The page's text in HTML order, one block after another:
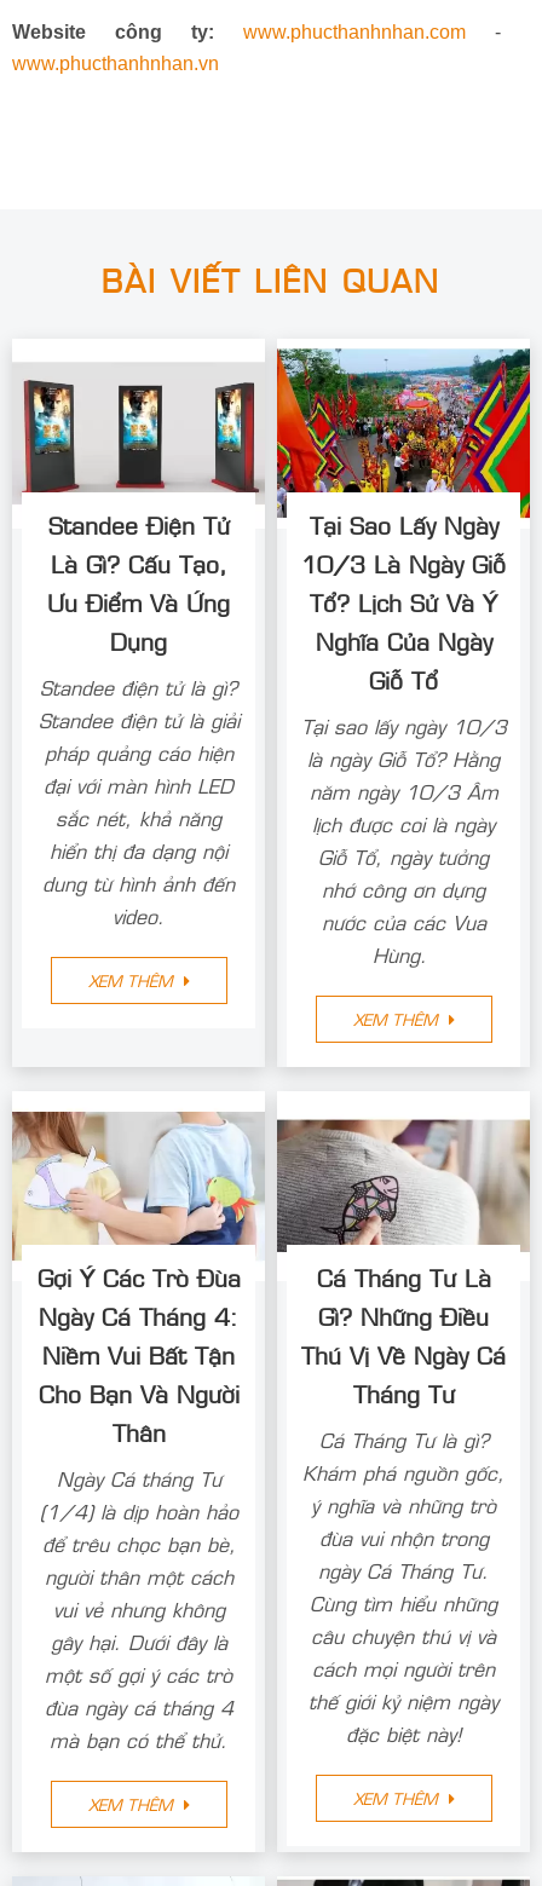
Website công ty: www.phucthanhnhan.com -
www.phucthanhnhan.vn
BÀI VIẾT LIÊN QUAN
Standee Điện Tử
Là Gì? Cấu Tạo,
Ưu Điểm Và Ứng
Dụng
Standee điện tử là gì?
Standee điện tử là giải
pháp quảng cáo hiện
đại với màn hình LED
sắc nét, khả năng
hiển thị đa dạng nội
dung từ hình ảnh đến
video.
XEM THÊM
Tại Sao Lấy Ngày
10/3 Là Ngày Giỗ
Tổ? Lịch Sử Và Ý
Nghĩa Của Ngày
Giỗ Tổ
Tại sao lấy ngày 10/3
là ngày Giỗ Tổ? Hằng
năm ngày 10/3 Âm
lịch được coi là ngày
Giỗ Tổ, ngày tưởng
nhớ công ơn dựng
nước của các Vua
Hùng.
XEM THÊM
Gợi Ý Các Trò Đùa
Ngày Cá Tháng 4:
Niềm Vui Bất Tận
Cho Bạn Và Người
Thân
Ngày Cá tháng Tư
(1/4) là dịp hoàn hảo
để trêu chọc bạn bè,
người thân một cách
vui vẻ nhưng không
gây hại. Dưới đây là
một số gợi ý các trò
đùa ngày cá tháng 4
mà bạn có thể thử.
XEM THÊM
Cá Tháng Tư Là
Gì? Những Điều
Thú Vị Về Ngày Cá
Tháng Tư
Cá Tháng Tư là gì?
Khám phá nguồn gốc,
ý nghĩa và những trò
đùa vui nhộn trong
ngày Cá Tháng Tư.
Cùng tìm hiểu những
câu chuyện thú vị và
cách mọi người trên
thế giới kỷ niệm ngày
đặc biệt này!
XEM THÊM